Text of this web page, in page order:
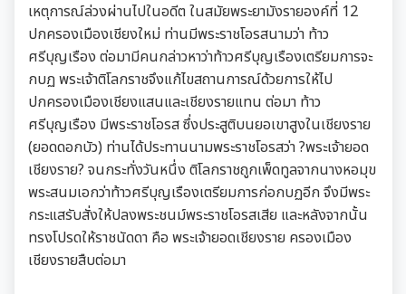
เหตุการณ์ล่วงผ่านไปในอดีต ในสมัยพระยามังรายองค์ที่ 12
ปกครองเมืองเชียงใหม่ ท่านมีพระราชโอรสนามว่า ท้าว
ศรีบุญเรือง ต่อมามีคนกล่าวหาว่าท้าวศรีบุญเรืองเตรียมการจะ
กบฏ พระเจ้าติโลกราชจึงแก้ไขสถานการณ์ด้วยการให้ไป
ปกครองเมืองเชียงแสนและเชียงรายแทน ต่อมา ท้าว
ศรีบุญเรือง มีพระราชโอรส ซึ่งประสูติบนยอเขาสูงในเชียงราย
(ยอดดอกบัว) ท่านได้ประทานนามพระราชโอรสว่า ?พระเจ้ายอด
เชียงราย? จนกระทั่งวันหนึ่ง ติโลกราชถูกเพ็ดทูลจากนางหอมุข
พระสนมเอกว่าท้าวศรีบุญเรืองเตรียมการก่อกบฏอีก จึงมีพระ
กระแสรับสั่งให้ปลงพระชนม์พระราชโอรสเสีย และหลังจากนั้น
ทรงโปรดให้ราชนัดดา คือ พระเจ้ายอดเชียงราย ครองเมือง
เชียงรายสืบต่อมา